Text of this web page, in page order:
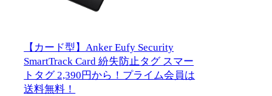
【カード型】Anker Eufy Security
SmartTrack Card 紛失防止タグ スマー
トタグ 2,390円から！プライム会員は
送料無料！